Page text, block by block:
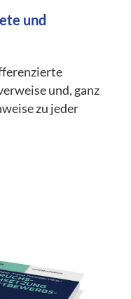
und
und, ganz
zu jeder